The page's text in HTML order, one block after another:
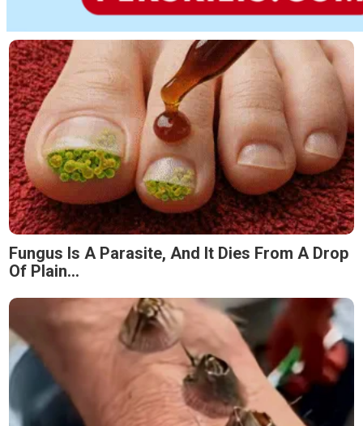
Fungus Is A Parasite, And It Dies From A Drop
Of Plain...